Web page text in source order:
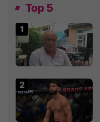
Top 5